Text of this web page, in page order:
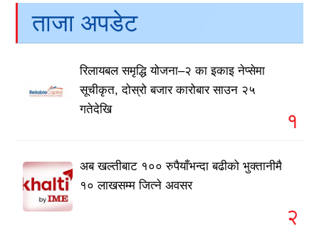
ताजा अपडेट
रिलायबल समृद्धि योजना–२ का इकाइ नेप्सेमा
सूचीकृत, दोस्रो बजार कारोबार साउन २५
गतेदेखि
१
अब खल्तीबाट १०० रुपैयाँभन्दा बढीको भुक्तानीमै
१० लाखसम्म जित्ने अवसर
२